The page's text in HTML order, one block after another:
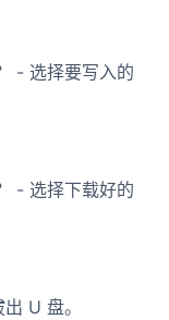
U 盘。